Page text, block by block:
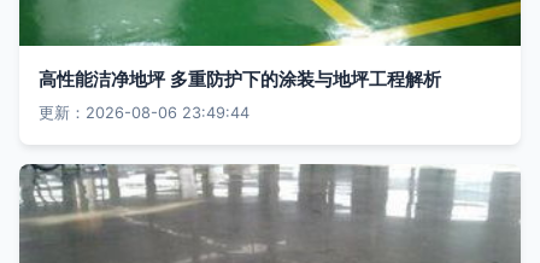
高性能洁净地坪 多重防护下的涂装与地坪工程解析
更新：2026-08-06 23:49:44